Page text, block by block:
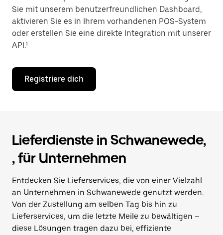
Sie mit unserem benutzerfreundlichen Dashboard,
aktivieren Sie es in Ihrem vorhandenen POS-System
oder erstellen Sie eine direkte Integration mit unserer
API.¹
Registriere dich
Lieferdienste in Schwanewede,
, für Unternehmen
Entdecken Sie Lieferservices, die von einer Vielzahl
an Unternehmen in Schwanewede genutzt werden.
Von der Zustellung am selben Tag bis hin zu
Lieferservices, um die letzte Meile zu bewältigen –
diese Lösungen tragen dazu bei, effiziente